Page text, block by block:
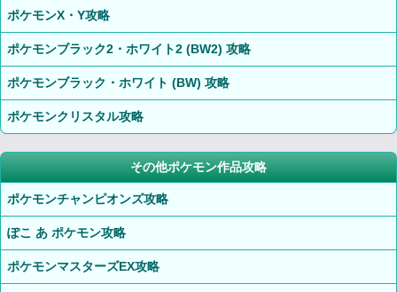
ポケモンX・Y攻略
ポケモンブラック2・ホワイト2 (BW2) 攻略
ポケモンブラック・ホワイト (BW) 攻略
ポケモンクリスタル攻略
その他ポケモン作品攻略
ポケモンチャンピオンズ攻略
ぽこ あ ポケモン攻略
ポケモンマスターズEX攻略